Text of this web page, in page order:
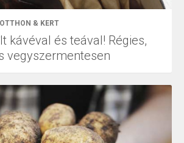
OTTHON & KERT
kávéval és teával! Régies,
vegyszermentesen